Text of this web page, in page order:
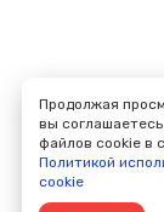
Продолжая
вы
файлов cookie в
Политикой
cookie